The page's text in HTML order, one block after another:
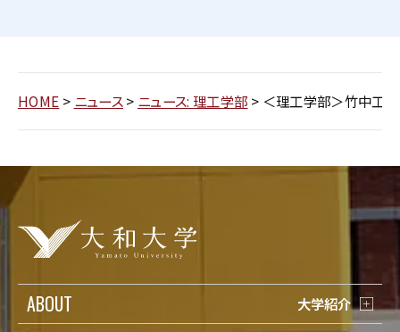
HOME > ニュース> ニュース: 理工学部 > ＜理工学部＞竹中工務
ABOUT 大学紹介